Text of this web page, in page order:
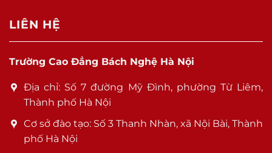
LIÊN HỆ
Trường Cao Đẳng Bách Nghệ Hà Nội
Địa chỉ: Số 7 đường Mỹ Đình, phường Từ Liêm,
Thành phố Hà Nội
Cơ sở đào tạo: Số 3 Thanh Nhàn, xã Nội Bài, Thành
phố Hà Nội